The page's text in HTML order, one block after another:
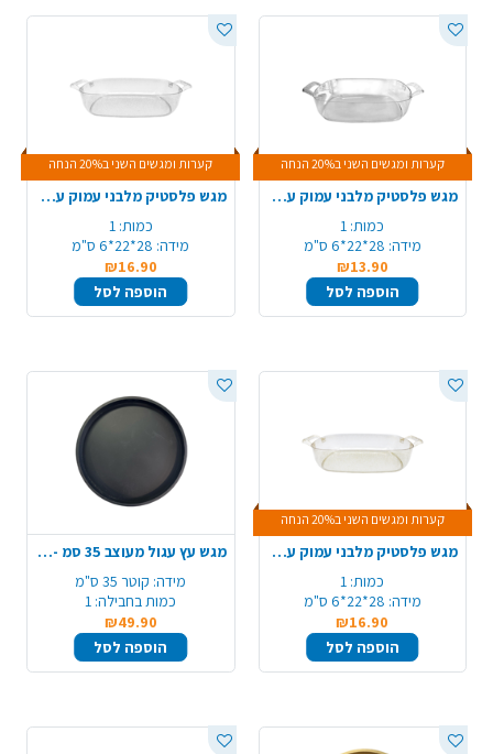
קערות ומגשים השני ב20% הנחה
מגש פלסטיק מלבני עמוק עם ידיות - שקוף
כמות: 1
מידה: 28*22*6 ס"מ
₪13.90
הוספה לסל
קערות ומגשים השני ב20% הנחה
מגש פלסטיק מלבני עמוק עם ידיות - ניצוצות כסף
כמות: 1
מידה: 28*22*6 ס"מ
₪16.90
הוספה לסל
קערות ומגשים השני ב20% הנחה
מגש פלסטיק מלבני עמוק עם ידיות - ניצוצות זהב
כמות: 1
מידה: 28*22*6 ס"מ
₪16.90
הוספה לסל
מגש עץ עגול מעוצב 35 סמ - שחור
מידה: קוטר 35 ס"מ
כמות בחבילה: 1
₪49.90
הוספה לסל